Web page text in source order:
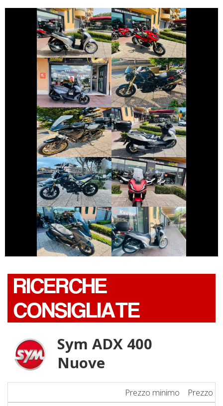
HONDA SH HONDA X-ADV
SYM JOYRIDE
€ 4.190 €
BMW SERIE-F-R-
GT
€ 4.550 €
YAMAHA
TRACER
€ 7.990 €
BMW SERIE-C
€ 4.990 €
BENELLI BKX-125
€ 3.390 €
HONDA ADV-350
€ 5.190 €
HONDA FORZA-
350
€ 4.790 €
HONDA SH
€ 2.290 €
RICERCHE
CONSIGLIATE
Sym ADX 400
Nuove
Prezzo minimo Prezzo